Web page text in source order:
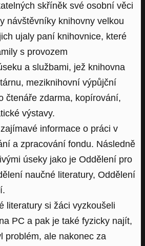
skříněk své osobní věci
návštěvníky knihovny velkou
ujaly paní knihovnice, které
s provozem
a službami, jež knihovna
meziknihovní výpůjční
čtenáře zdarma, kopírování,
výstavy.
informace o práci v
a zpracování fondu. Následně
úseky jako je Oddělení pro
naučné literatury, Oddělení
literatury si žáci vyzkoušeli
PC a pak je také fyzicky najít,
problém, ale nakonec za